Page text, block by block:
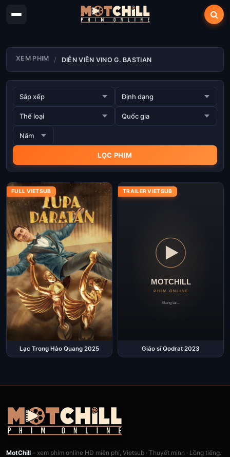
XEM PHIM DIỄN VIÊN VINO G. BASTIAN
FULL VIETSUB
Lạc Trong Hào Quang 2025
TRAILER VIETSUB
Giáo sĩ Qodrat 2023
MotChill – xem phim online HD miễn phí, Vietsub · Thuyết minh · Lồng tiếng.